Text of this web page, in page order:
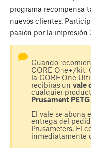
programa recompensa
nuevos clientes.
pasión por la impresión
Cuando
CORE One+/kit,
la CORE One
recibirás un vale
cualquier
Prusament
El vale se abona
entrega del
Prusameters. El
inmediatamente